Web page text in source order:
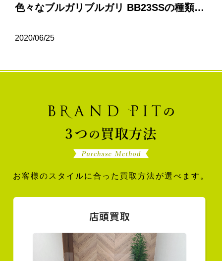
色々なブルガリブルガリ BB23SSの種類について…
2020/06/25
お客様のスタイルに合った買取方法が選べます。